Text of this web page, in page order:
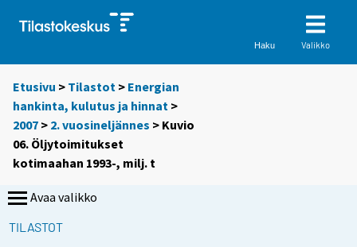
Haku Valikko
Etusivu > Tilastot > Energian
hankinta, kulutus ja hinnat >
2007 > 2. vuosineljännes > Kuvio
06. Öljytoimitukset
kotimaahan 1993-, milj. t
Avaa valikko
TILASTOT